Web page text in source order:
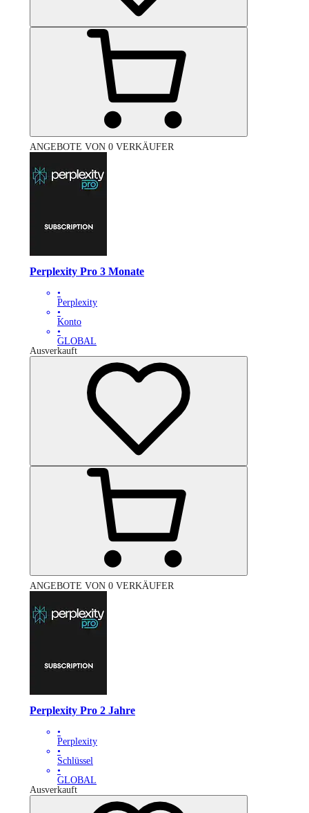
ANGEBOTE VON 0 VERKÄUFER
Perplexity Pro 3 Monate
•
Perplexity
•
Konto
•
GLOBAL
Ausverkauft
ANGEBOTE VON 0 VERKÄUFER
Perplexity Pro 2 Jahre
•
Perplexity
•
Schlüssel
•
GLOBAL
Ausverkauft